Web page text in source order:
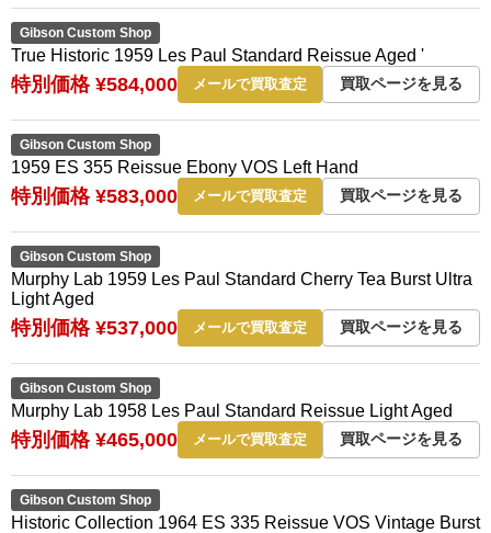
Gibson Custom Shop
True Historic 1959 Les Paul Standard Reissue Aged '
特別価格 ¥584,000 メールで買取査定 買取ページを見る
Gibson Custom Shop
1959 ES 355 Reissue Ebony VOS Left Hand
特別価格 ¥583,000 メールで買取査定 買取ページを見る
Gibson Custom Shop
Murphy Lab 1959 Les Paul Standard Cherry Tea Burst Ultra
Light Aged
特別価格 ¥537,000 メールで買取査定 買取ページを見る
Gibson Custom Shop
Murphy Lab 1958 Les Paul Standard Reissue Light Aged
特別価格 ¥465,000 メールで買取査定 買取ページを見る
Gibson Custom Shop
Historic Collection 1964 ES 335 Reissue VOS Vintage Burst